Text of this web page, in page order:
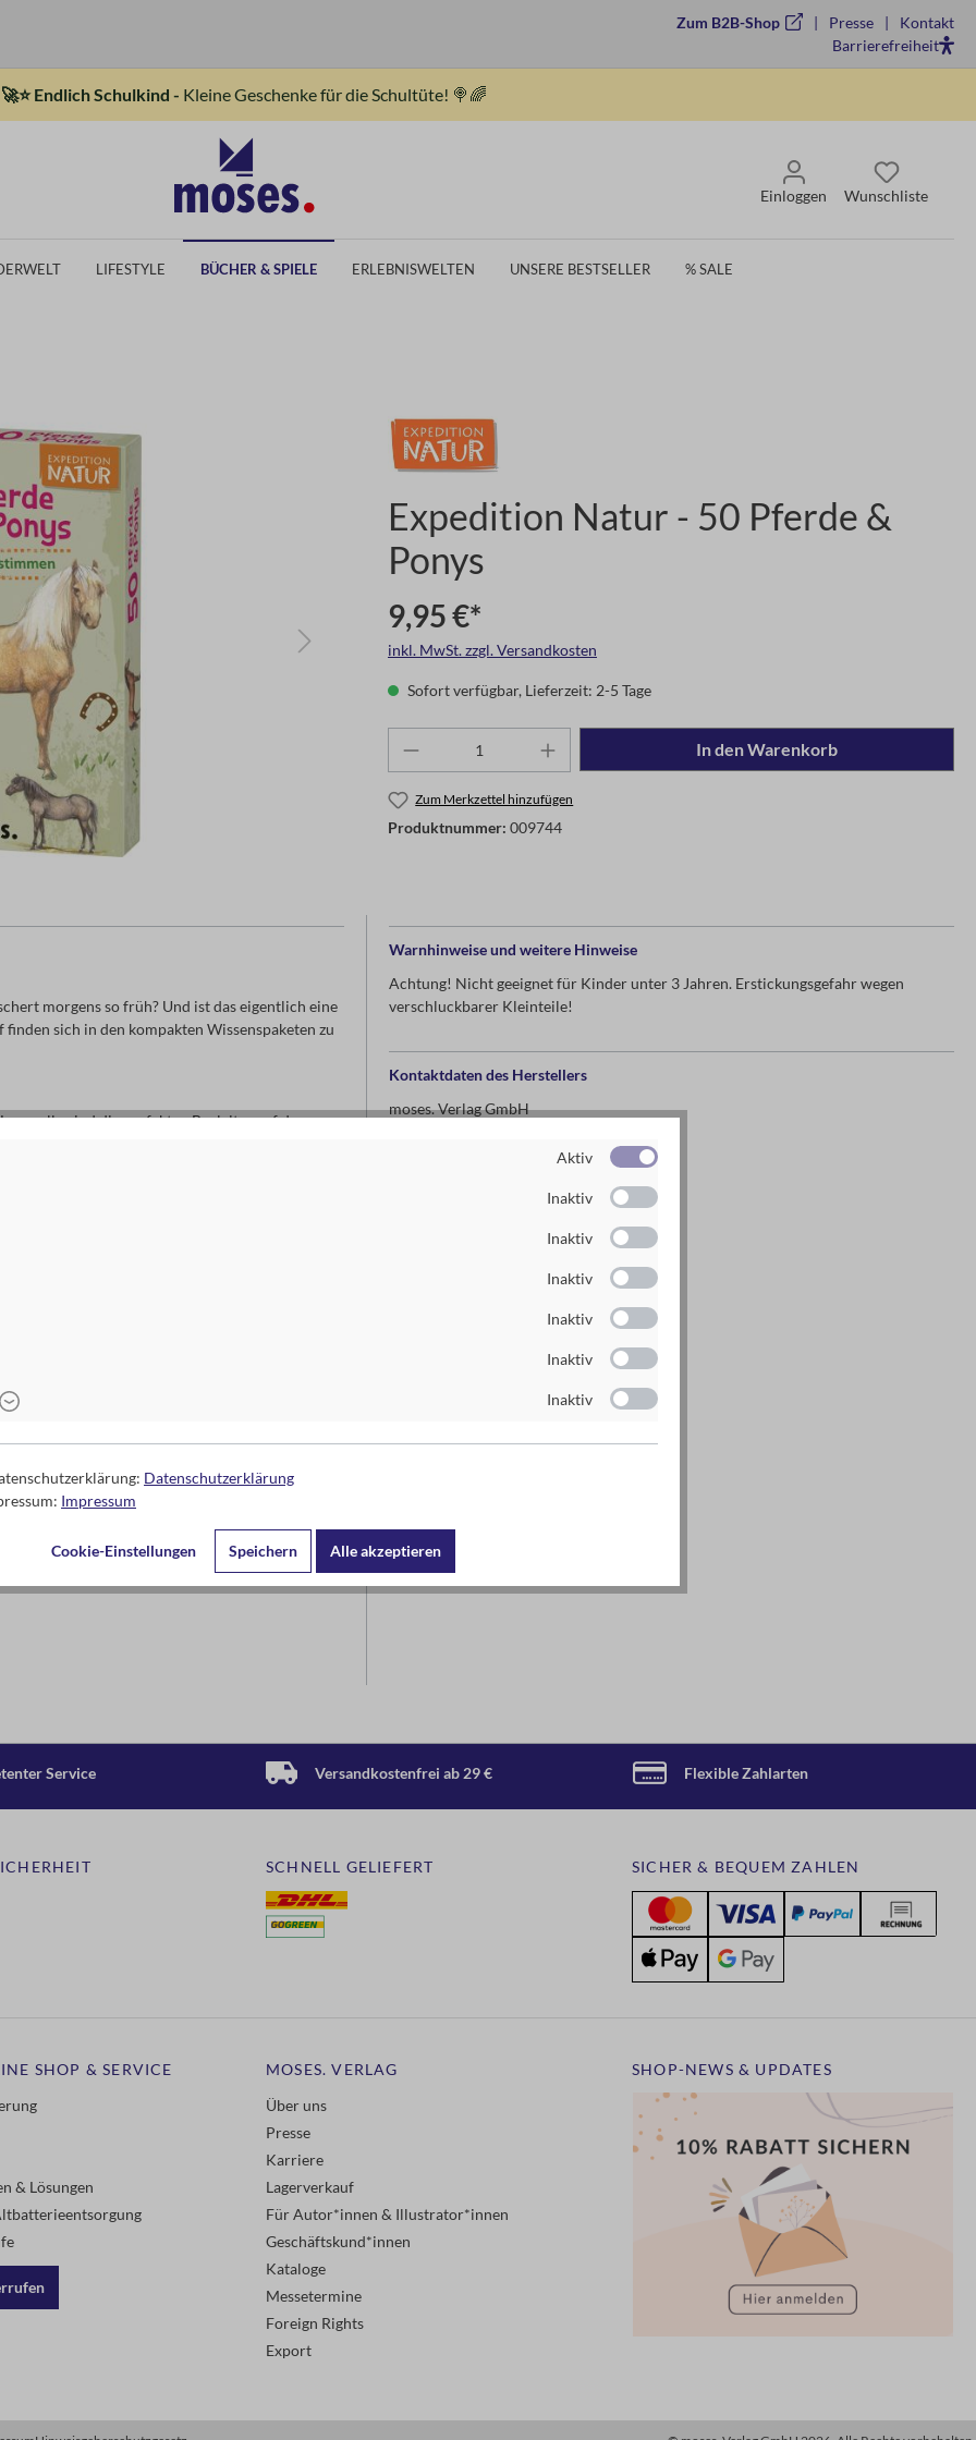
Zum B2B-Shop Presse
Kontakt
Barrierefreiheit
🚀⭐ Endlich Schulkind - Kleine Geschenke für die Schultüte! 🍭🌈
Einloggen Wunschliste
LIFESTYLE BÜCHER & SPIELE ERLEBNISWELTEN UNSERE BESTSELLER % SALE
Expedition Natur - 50 Pferde &
Ponys
9,95 €*
inkl. MwSt. zzgl. Versandkosten
Sofort verfügbar, Lieferzeit: 2-5 Tage
In den Warenkorb
Zum Merkzettel hinzufügen
Produktnummer: 009744
morgens so früh? Und ist das eigentlich eine
sich in den kompakten Wissenspaketen zu
sind die perfekten Begleiter auf dem
Die Kartensets sind zu vielen spannenden
Warnhinweise und weitere Hinweise
Achtung! Nicht geeignet für Kinder unter 3 Jahren. Erstickungsgefahr wegen
verschluckbarer Kleinteile!
Kontaktdaten des Herstellers
moses. Verlag GmbH
Service Versandkostenfrei ab 29 € Flexible Zahlarten
SCHNELL GELIEFERT SICHER & BEQUEM ZAHLEN
SHOP & SERVICE
& Lösungen
MOSES. VERLAG
Über uns
Presse
Karriere
Lagerverkauf
Für Autor*innen & Illustrator*innen
Geschäftskund*innen
Kataloge
Messetermine
Foreign Rights
Export
SHOP-NEWS & UPDATES
Aktiv
Inaktiv
Inaktiv
Inaktiv
Inaktiv
Inaktiv
Inaktiv
Datenschutzerklärung
Impressum
Cookie-Einstellungen Speichern Alle akzeptieren